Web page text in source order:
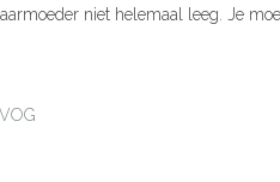
niet helemaal leeg. Je